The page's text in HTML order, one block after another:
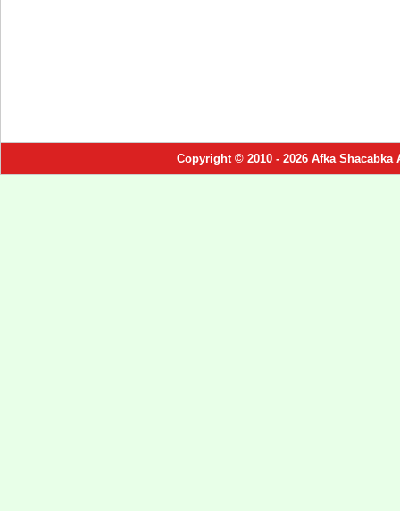
Copyright © 2010 - 2026 Afka